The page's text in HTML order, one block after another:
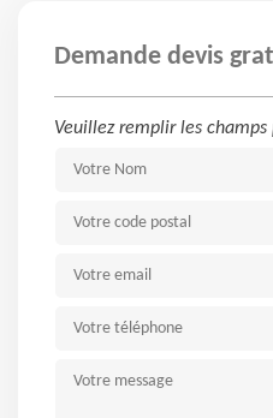
Demande devis
Veuillez remplir les